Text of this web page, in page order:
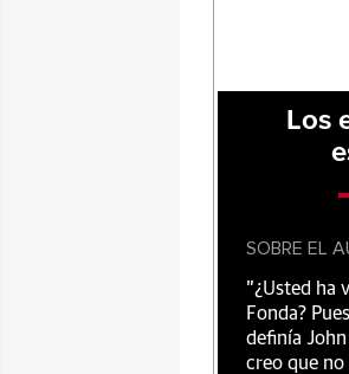
Los
SOBRE EL
"¿Usted ha
Fonda?
definía
creo que no